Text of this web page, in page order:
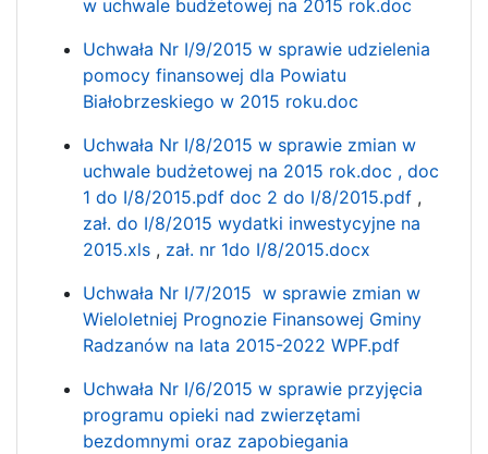
w uchwale budżetowej na 2015 rok.doc
Uchwała Nr I/9/2015 w sprawie udzielenia
pomocy finansowej dla Powiatu
Białobrzeskiego w 2015 roku.doc
Uchwała Nr I/8/2015 w sprawie zmian w
uchwale budżetowej na 2015 rok.doc , doc
1 do I/8/2015.pdf doc 2 do I/8/2015.pdf ,
zał. do I/8/2015 wydatki inwestycyjne na
2015.xls , zał. nr 1do I/8/2015.docx
Uchwała Nr I/7/2015 w sprawie zmian w
Wieloletniej Prognozie Finansowej Gminy
Radzanów na lata 2015-2022 WPF.pdf
Uchwała Nr I/6/2015 w sprawie przyjęcia
programu opieki nad zwierzętami
bezdomnymi oraz zapobiegania